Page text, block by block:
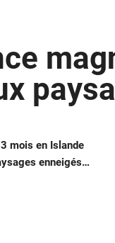
mois en Islande
enneigés…